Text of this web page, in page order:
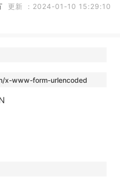
更新 ：2024-01-10 15:29:10
x-www-form-urlencoded